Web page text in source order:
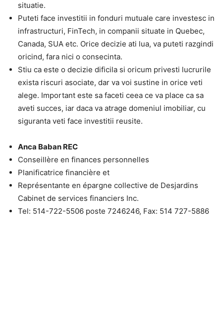
situatie.
Puteti face investitii in fonduri mutuale care investesc in
infrastructuri, FinTech, in companii situate in Quebec,
Canada, SUA etc. Orice decizie ati lua, va puteti razgindi
oricind, fara nici o consecinta.
Stiu ca este o decizie dificila si oricum privesti lucrurile
exista riscuri asociate, dar va voi sustine in orice veti
alege. Important este sa faceti ceea ce va place ca sa
aveti succes, iar daca va atrage domeniul imobiliar, cu
siguranta veti face investitii reusite.
Anca Baban REC
Conseillère en finances personnelles
Planificatrice financière et
Représentante en épargne collective de Desjardins
Cabinet de services financiers Inc.
Tel: 514-722-5506 poste 7246246, Fax: 514 727-5886